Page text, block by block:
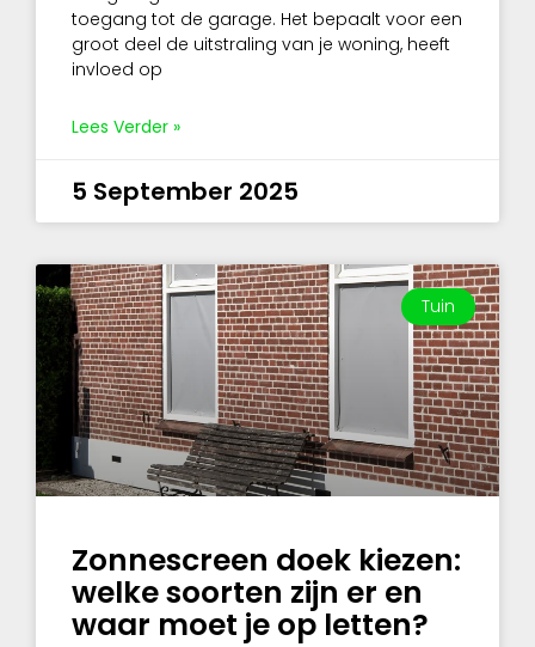
toegang tot de garage. Het bepaalt voor een
groot deel de uitstraling van je woning, heeft
invloed op
Lees Verder »
5 September 2025
Tuin
Zonnescreen doek kiezen:
welke soorten zijn er en
waar moet je op letten?